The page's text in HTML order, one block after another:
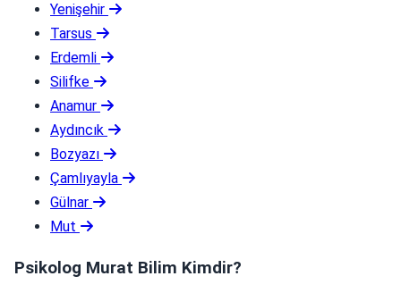
Yenişehir
Tarsus
Erdemli
Silifke
Anamur
Aydıncık
Bozyazı
Çamlıyayla
Gülnar
Mut
Psikolog Murat Bilim Kimdir?